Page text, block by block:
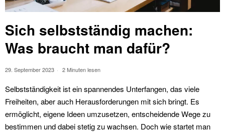
Sich selbstständig machen:
Was braucht man dafür?
29. September 2023 2 Minuten lesen
Selbstständigkeit ist ein spannendes Unterfangen, das viele
Freiheiten, aber auch Herausforderungen mit sich bringt. Es
ermöglicht, eigene Ideen umzusetzen, entscheidende Wege zu
bestimmen und dabei stetig zu wachsen. Doch wie startet man